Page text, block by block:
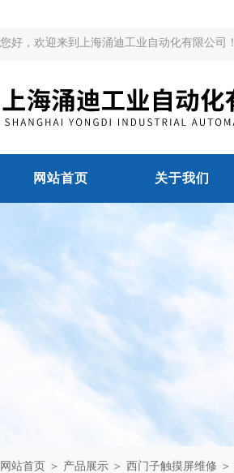
您好，欢迎来到上海涌迪工业自动化有限公司！
网站首页 关于我们
网站首页 ＞ 产品展示 ＞ 西门子触摸屏维修 ＞